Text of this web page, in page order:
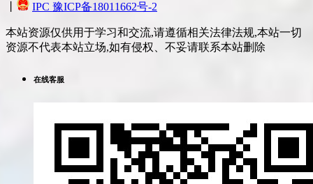
IPC 豫ICP备18011662号-2
本站资源仅供用于学习和交流,请遵循相关法律法规,本站一切
资源不代表本站立场,如有侵权、不妥请联系本站删除
在线客服